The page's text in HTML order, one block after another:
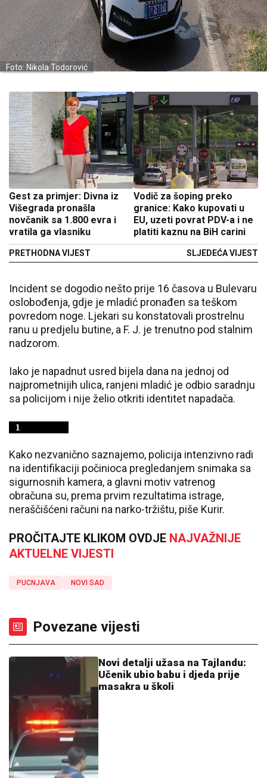
Foto: Nikola Todorović
Gest za primjer: Divna iz
Višegrada pronašla
novčanik sa 1.800 evra i
vratila ga vlasniku
PRETHODNA VIJEST
Vodič za šoping preko
granice: Kako kupovati u
EU, uzeti povrat PDV-a i ne
platiti kaznu na BiH carini
SLJEDEĆA VIJEST
Incident se dogodio nešto prije 16 časova u Bulevaru
oslobođenja, gdje je mladić pronađen sa teškom
povredom noge. Ljekari su konstatovali prostrelnu
ranu u predjelu butine, a F. J. je trenutno pod stalnim
nadzorom.
Iako je napadnut usred bijela dana na jednoj od
najprometnijih ulica, ranjeni mladić je odbio saradnju
sa policijom i nije želio otkriti identitet napadača.
Kako nezvanično saznajemo, policija intenzivno radi
na identifikaciji počinioca pregledanjem snimaka sa
sigurnosnih kamera, a glavni motiv vatrenog
obračuna su, prema prvim rezultatima istrage,
neraščišćeni računi na narko-tržištu, piše Kurir.
PROČITAJTE KLIKOM OVDJE NAJVAŽNIJE
AKTUELNE VIJESTI
PUCNJAVA NOVI SAD
Povezane vijesti
Novi detalji užasa na Tajlandu:
Učenik ubio babu i djeda prije
masakra u školi